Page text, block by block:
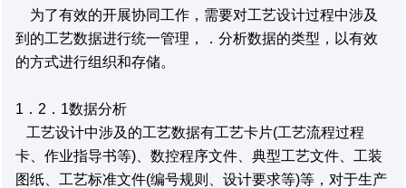
为了有效的开展协同工作，需要对工艺设计过程中涉及
到的工艺数据进行统一管理，．分析数据的类型，以有效
的方式进行组织和存储。
1．2．1数据分析
工艺设计中涉及的工艺数据有工艺卡片(工艺流程过程
卡、作业指导书等)、数控程序文件、典型工艺文件、工装
图纸、工艺标准文件(编号规则、设计要求等)等，对于生产